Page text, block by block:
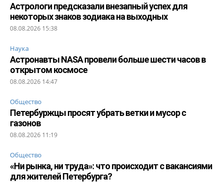
Астрологи предсказали внезапный успех для
некоторых знаков зодиака на выходных
08.08.2026 15:38
Наука
Астронавты NASA провели больше шести часов в
открытом космосе
08.08.2026 14:47
Общество
Петербуржцы просят убрать ветки и мусор с
газонов
08.08.2026 11:19
Общество
«Ни рынка, ни труда»: что происходит с вакансиями
для жителей Петербурга?